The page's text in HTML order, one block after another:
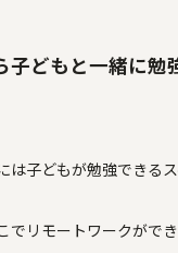
どもと一緒に勉
は子どもが勉強できる
でリモートワークがで